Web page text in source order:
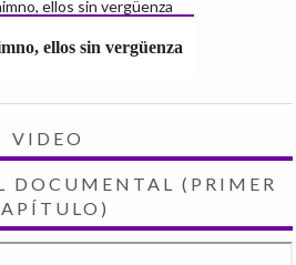
ellos sin vergüenza
VIDEO
DOCUMENTAL (PRIMER